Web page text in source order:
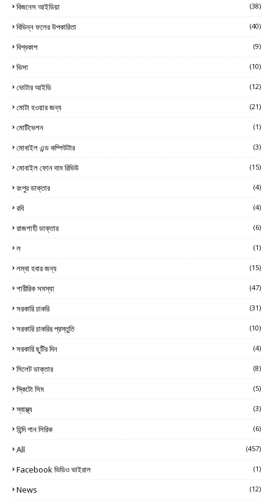
বিজনেস আইডিয়া (38)
বিভিন্ন ফলের উপকারিতা (40)
বিশ্বকাপ (9)
ভিসা (10)
ভোটার আইডি (12)
মোটা হওয়ার জন্য (21)
মোটিভেশন (1)
মোবাইল এন্ড কম্পিউটার (3)
মোবাইল ফোন দাম রিভিউ (15)
রংপুর ডাক্তার (4)
রবি (4)
রাজশাহী ডাক্তার (6)
ল (1)
লম্বা হবার জন্য (15)
শারীরিক সমস্যা (47)
সরকারি চাকরি (31)
সরকারি চাকরির প্রস্তুতি (10)
সরকারি ছুটির দিন (4)
সিলেট ডাক্তার (8)
স্কিটো সিম (5)
স্বাস্থ্য (3)
হিন্দি গান লিরিক (6)
All (457)
Facebook ভিডিও ভাইরাল (1)
News (12)